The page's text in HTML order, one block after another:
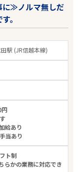
に≫ノルマ無しだ
。
駅 (JR信越本線)
円
給あり
当あり
ト制
らかの業務に対応でき